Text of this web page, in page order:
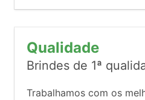
Qualidade
Brindes de 1ª
Trabalhamos com os